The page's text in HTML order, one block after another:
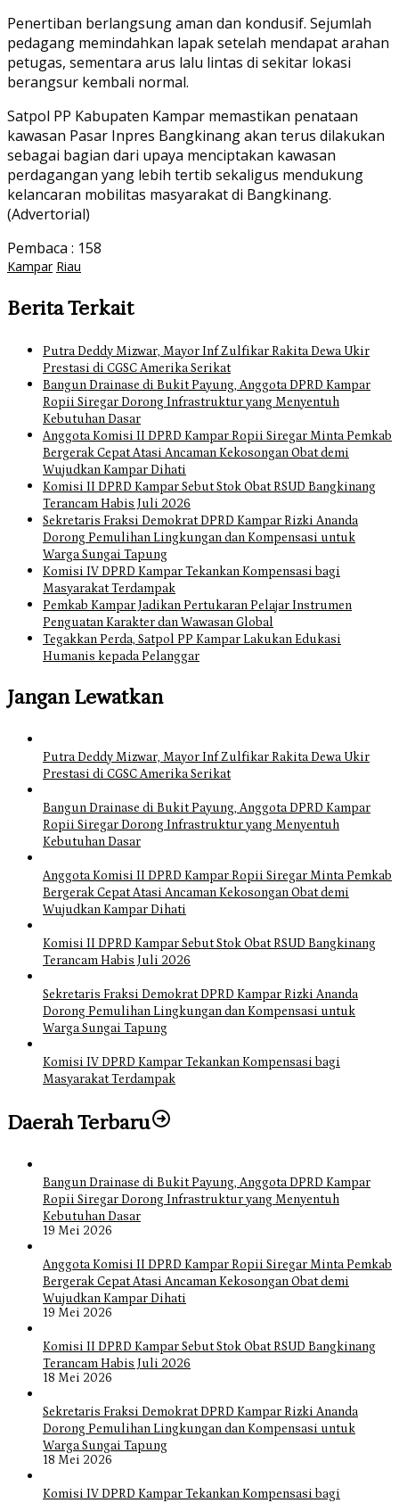
Penertiban berlangsung aman dan kondusif. Sejumlah
pedagang memindahkan lapak setelah mendapat arahan
petugas, sementara arus lalu lintas di sekitar lokasi
berangsur kembali normal.
Satpol PP Kabupaten Kampar memastikan penataan
kawasan Pasar Inpres Bangkinang akan terus dilakukan
sebagai bagian dari upaya menciptakan kawasan
perdagangan yang lebih tertib sekaligus mendukung
kelancaran mobilitas masyarakat di Bangkinang.
(Advertorial)
Pembaca : 158
Kampar Riau
Berita Terkait
Putra Deddy Mizwar, Mayor Inf Zulfikar Rakita Dewa Ukir
Prestasi di CGSC Amerika Serikat
Bangun Drainase di Bukit Payung, Anggota DPRD Kampar
Ropii Siregar Dorong Infrastruktur yang Menyentuh
Kebutuhan Dasar
Anggota Komisi II DPRD Kampar Ropii Siregar Minta Pemkab
Bergerak Cepat Atasi Ancaman Kekosongan Obat demi
Wujudkan Kampar Dihati
Komisi II DPRD Kampar Sebut Stok Obat RSUD Bangkinang
Terancam Habis Juli 2026
Sekretaris Fraksi Demokrat DPRD Kampar Rizki Ananda
Dorong Pemulihan Lingkungan dan Kompensasi untuk
Warga Sungai Tapung
Komisi IV DPRD Kampar Tekankan Kompensasi bagi
Masyarakat Terdampak
Pemkab Kampar Jadikan Pertukaran Pelajar Instrumen
Penguatan Karakter dan Wawasan Global
Tegakkan Perda, Satpol PP Kampar Lakukan Edukasi
Humanis kepada Pelanggar
Jangan Lewatkan
Putra Deddy Mizwar, Mayor Inf Zulfikar Rakita Dewa Ukir
Prestasi di CGSC Amerika Serikat
Bangun Drainase di Bukit Payung, Anggota DPRD Kampar
Ropii Siregar Dorong Infrastruktur yang Menyentuh
Kebutuhan Dasar
Anggota Komisi II DPRD Kampar Ropii Siregar Minta Pemkab
Bergerak Cepat Atasi Ancaman Kekosongan Obat demi
Wujudkan Kampar Dihati
Komisi II DPRD Kampar Sebut Stok Obat RSUD Bangkinang
Terancam Habis Juli 2026
Sekretaris Fraksi Demokrat DPRD Kampar Rizki Ananda
Dorong Pemulihan Lingkungan dan Kompensasi untuk
Warga Sungai Tapung
Komisi IV DPRD Kampar Tekankan Kompensasi bagi
Masyarakat Terdampak
Daerah Terbaru
Bangun Drainase di Bukit Payung, Anggota DPRD Kampar
Ropii Siregar Dorong Infrastruktur yang Menyentuh
Kebutuhan Dasar
19 Mei 2026
Anggota Komisi II DPRD Kampar Ropii Siregar Minta Pemkab
Bergerak Cepat Atasi Ancaman Kekosongan Obat demi
Wujudkan Kampar Dihati
19 Mei 2026
Komisi II DPRD Kampar Sebut Stok Obat RSUD Bangkinang
Terancam Habis Juli 2026
18 Mei 2026
Sekretaris Fraksi Demokrat DPRD Kampar Rizki Ananda
Dorong Pemulihan Lingkungan dan Kompensasi untuk
Warga Sungai Tapung
18 Mei 2026
Komisi IV DPRD Kampar Tekankan Kompensasi bagi